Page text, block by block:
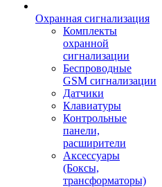
Охранная сигнализация
Комплекты
охранной
сигнализации
Беспроводные
GSM сигнализации
Датчики
Клавиатуры
Контрольные
панели,
расширители
Аксессуары
(Боксы,
трансформаторы)